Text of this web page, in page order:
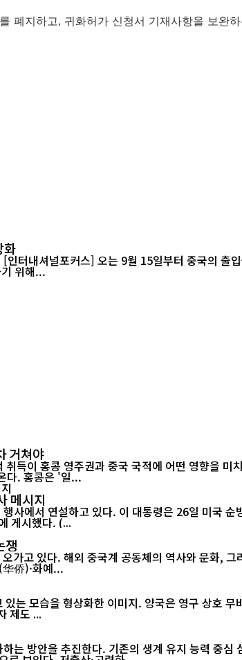
폐지하고, 귀화허가 신청서 기재사항을 보완
화
위해...
거쳐야
득이 홍콩 영주권과 중국 국적에 어떤 영향을
(Citizenship)은 법적 의미가 달라 이를 혼동해서는 안 된다는 지적이 나온다. 홍콩은 '일...
메시지
게시했다. (...
쟁
있다. 해외 중국계 공동체의 역사와 문화, 그리고
侨)·화예...
모습을 형상화한 이미지. 양국은 영구 상호 무비
제도 ...
방안을 추진한다. 기존의 생계 유지 능력 중